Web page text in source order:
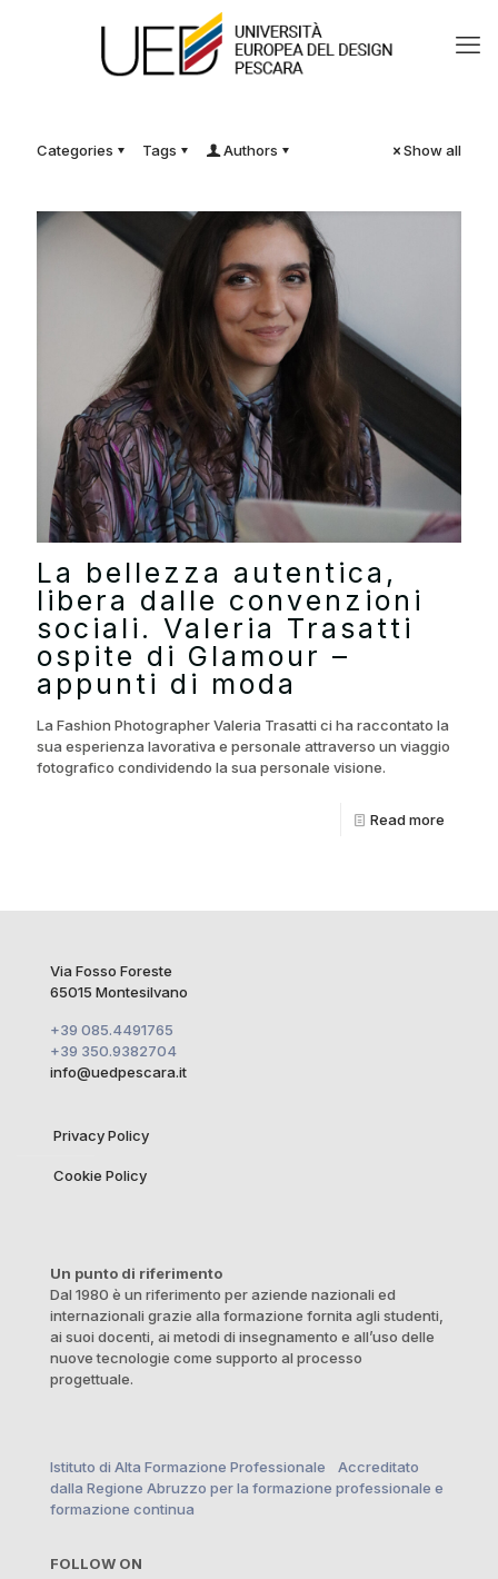
Categories Tags Authors Show all
La bellezza autentica,
libera dalle convenzioni
sociali. Valeria Trasatti
ospite di Glamour –
appunti di moda
La Fashion Photographer Valeria Trasatti ci ha raccontato la
sua esperienza lavorativa e personale attraverso un viaggio
fotografico condividendo la sua personale visione.
Read more
Via Fosso Foreste
65015 Montesilvano
+39 085.4491765
+39 350.9382704
info@uedpescara.it
Privacy Policy
Cookie Policy
Un punto di riferimento
Dal 1980 è un riferimento per aziende nazionali ed
internazionali grazie alla formazione fornita agli studenti,
ai suoi docenti, ai metodi di insegnamento e all’uso delle
nuove tecnologie come supporto al processo
progettuale.
Istituto di Alta Formazione Professionale Accreditato
dalla Regione Abruzzo per la formazione professionale e
formazione continua
FOLLOW ON